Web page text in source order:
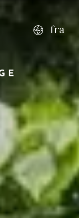
11 Aug
paix et
fra
italiano
français
deutsch